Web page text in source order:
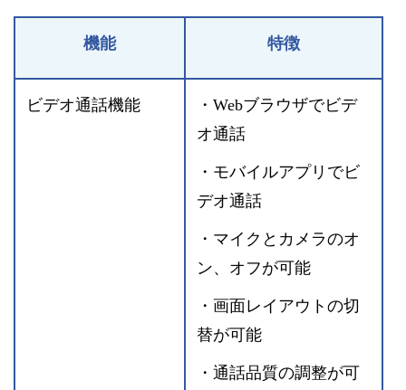
機能 特徴
ビデオ通話機能
・Webブラウザでビデ
オ通話
・モバイルアプリでビ
デオ通話
・マイクとカメラのオ
ン、オフが可能
・画面レイアウトの切
替が可能
・通話品質の調整が可